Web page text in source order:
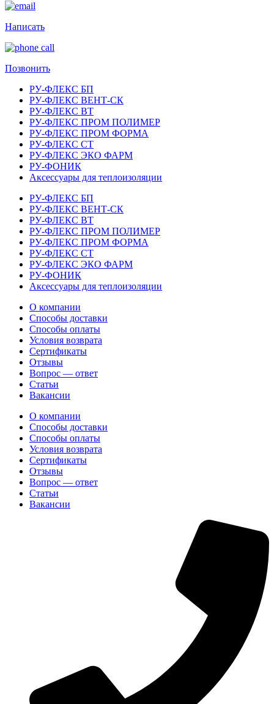
Написать
Позвонить
РУ-ФЛЕКС БП
РУ-ФЛЕКС ВЕНТ-СК
РУ-ФЛЕКС ВТ
РУ-ФЛЕКС ПРОМ ПОЛИМЕР
РУ-ФЛЕКС ПРОМ ФОРМА
РУ-ФЛЕКС СТ
РУ-ФЛЕКС ЭКО ФАРМ
РУ-ФОНИК
Аксессуары для теплоизоляции
РУ-ФЛЕКС БП
РУ-ФЛЕКС ВЕНТ-СК
РУ-ФЛЕКС ВТ
РУ-ФЛЕКС ПРОМ ПОЛИМЕР
РУ-ФЛЕКС ПРОМ ФОРМА
РУ-ФЛЕКС СТ
РУ-ФЛЕКС ЭКО ФАРМ
РУ-ФОНИК
Аксессуары для теплоизоляции
О компании
Способы доставки
Способы оплаты
Условия возврата
Сертификаты
Отзывы
Вопрос — ответ
Статьи
Вакансии
О компании
Способы доставки
Способы оплаты
Условия возврата
Сертификаты
Отзывы
Вопрос — ответ
Статьи
Вакансии